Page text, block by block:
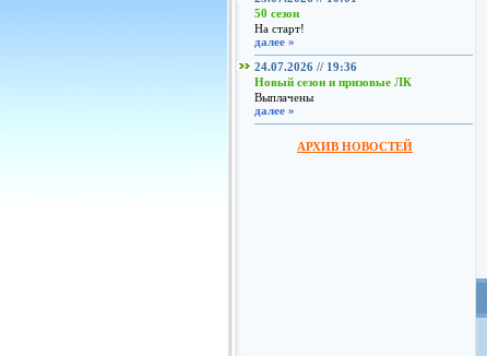
50 сезон
На старт!
далее »
24.07.2026 // 19:36
Новый сезон и призовые ЛК
Выплачены
далее »
АРХИВ НОВОСТЕЙ